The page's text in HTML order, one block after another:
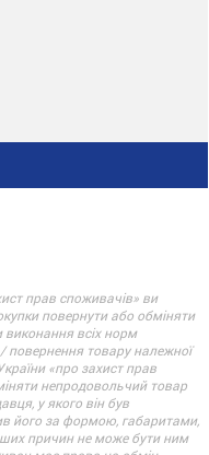
прав споживачів» ви
повернути або обміняти
виконання всіх норм
товару належної
«про захист прав
непродовольчий товар
у якого він був
його за формою, габаритами,
причин не може бути ним